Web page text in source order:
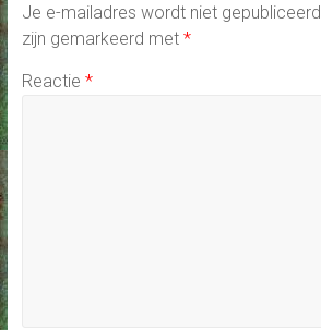
Je e-mailadres wordt niet gepubliceerd.
zijn gemarkeerd met *
Reactie *